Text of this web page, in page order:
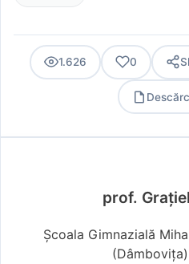
1.626 0
prof.
Școala Gimnazială